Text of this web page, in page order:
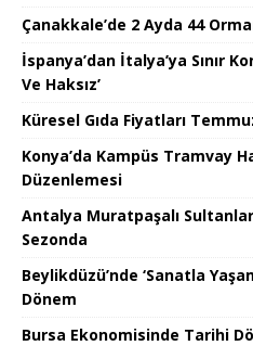
Çanakkale’de 2 Ayda 44
İspanya’dan İtalya’ya Sınır
Ve Haksız’
Küresel Gıda Fiyatları
Konya’da Kampüs Tramvay
Düzenlemesi
Antalya Muratpaşalı
Sezonda
Beylikdüzü’nde ‘Sanatla
Dönem
Bursa Ekonomisinde Tarihi